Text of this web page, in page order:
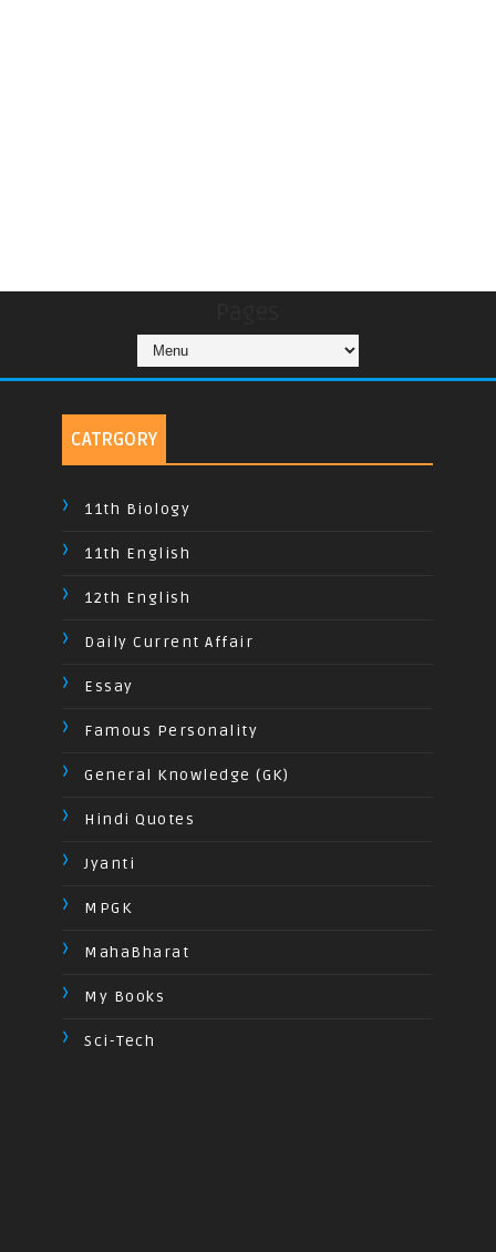
CATRGORY
11th Biology
11th English
12th English
Daily Current Affair
Essay
Famous Personality
General Knowledge (GK)
Hindi Quotes
Jyanti
MPGK
MahaBharat
My Books
Sci-Tech